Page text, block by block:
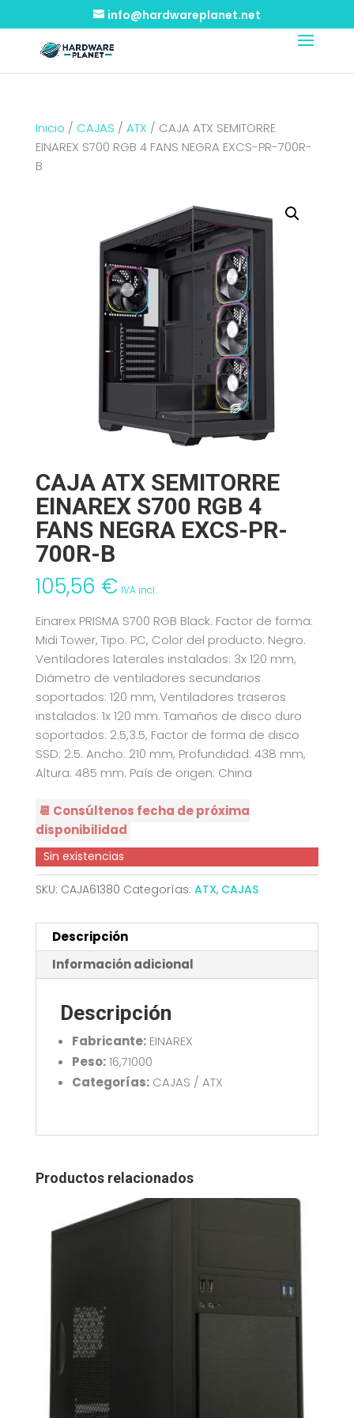
info@hardwareplanet.net
Inicio / CAJAS / ATX / CAJA ATX SEMITORRE
EINAREX S700 RGB 4 FANS NEGRA EXCS-PR-700R-
B
CAJA ATX SEMITORRE
EINAREX S700 RGB 4
FANS NEGRA EXCS-PR-
700R-B
105,56 € IVA incl.
Einarex PRISMA S700 RGB Black. Factor de forma:
Midi Tower, Tipo: PC, Color del producto: Negro.
Ventiladores laterales instalados: 3x 120 mm,
Diámetro de ventiladores secundarios
soportados: 120 mm, Ventiladores traseros
instalados: 1x 120 mm. Tamaños de disco duro
soportados: 2.5,3.5, Factor de forma de disco
SSD: 2.5. Ancho: 210 mm, Profundidad: 438 mm,
Altura: 485 mm. País de origen: China
📆 Consúltenos fecha de próxima
disponibilidad
Sin existencias
SKU: CAJA61380 Categorías: ATX, CAJAS
Descripción
Información adicional
Descripción
Fabricante:EINAREX
Peso:16,71000
Categorías:CAJAS / ATX
Productos relacionados